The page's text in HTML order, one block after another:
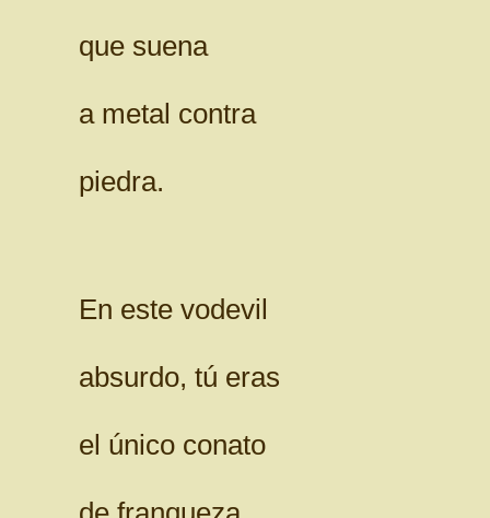
que suena
a metal contra
piedra.
En este vodevil
absurdo, tú eras
el único conato